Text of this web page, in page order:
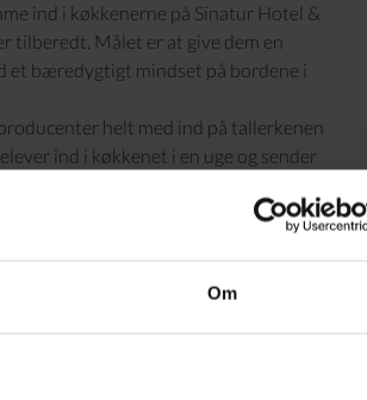
Om
ind i køkkenerne på Sinatur Hotel &
tilberedt. Målet er at give dem en
et bæredygtigt mindset på bordene i
helt med ind på tallerkenen
ind i køkkenet i en uge og sender
på naturens præmisser. Derfor er det
for råvarer.
et højt niveau i vores menuer, men
med vores leverandører. Og
Nielsen.